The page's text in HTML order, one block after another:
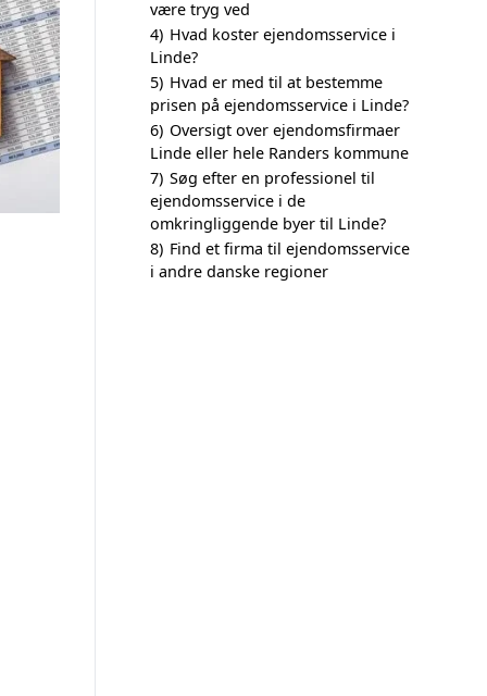
være tryg ved
4) Hvad koster ejendomsservice i
Linde?
5) Hvad er med til at bestemme
prisen på ejendomsservice i Linde?
6) Oversigt over ejendomsfirmaer
Linde eller hele Randers kommune
7) Søg efter en professionel til
ejendomsservice i de
omkringliggende byer til Linde?
8) Find et firma til ejendomsservice
i andre danske regioner